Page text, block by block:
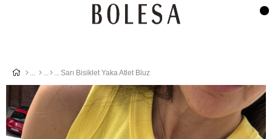
Sarı Bisiklet Yaka Atlet Bluz